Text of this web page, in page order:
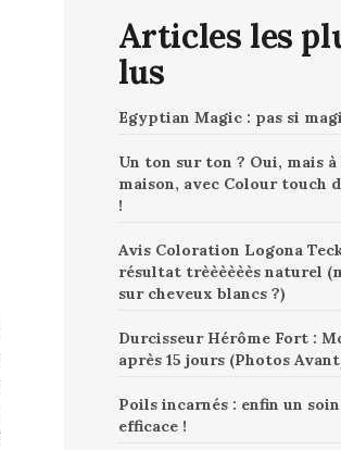
Articles les
lus
Egyptian Magic : pas si
Un ton sur ton ? Oui, mais à
maison, avec Colour touch
!
Avis Coloration Logona
résultat trèèèèèès naturel
sur cheveux blancs ?)
Durcisseur Hérôme Fort :
après 15 jours (Photos
Poils incarnés : enfin un soin
efficace !